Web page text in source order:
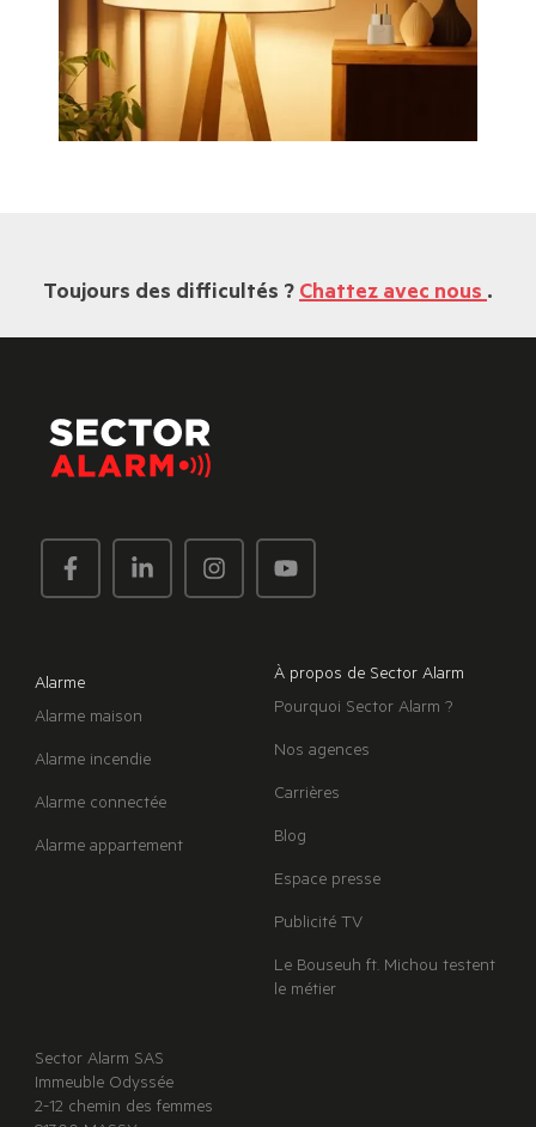
Toujours des difficultés ? Chattez avec nous.
Alarme
Alarme maison
Alarme incendie
Alarme connectée
Alarme appartement
À propos de Sector Alarm
Pourquoi Sector Alarm ?
Nos agences
Carrières
Blog
Espace presse
Publicité TV
Le Bouseuh ft. Michou testent
le métier
Sector Alarm SAS
Immeuble Odyssée
2-12 chemin des femmes